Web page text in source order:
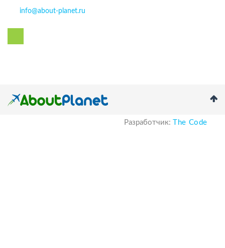
info@about-planet.ru
Разработчик: The Code